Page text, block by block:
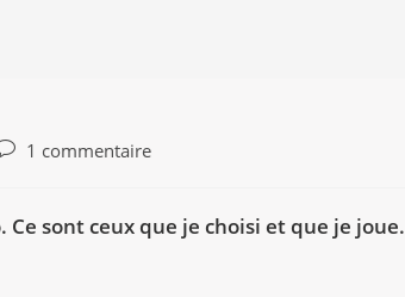
:
1 commentaire
sont ceux que je choisi et que je joue.